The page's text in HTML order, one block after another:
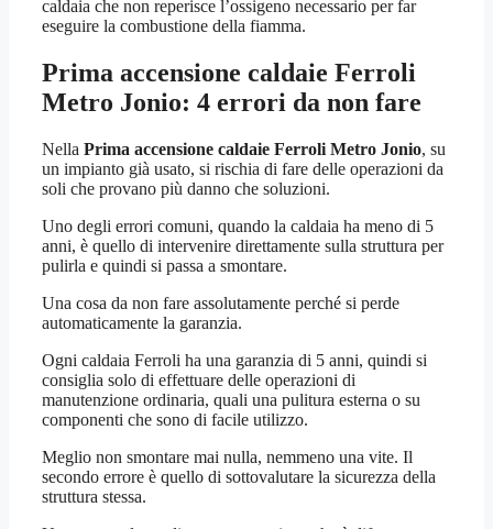
caldaia che non reperisce l’ossigeno necessario per far
eseguire la combustione della fiamma.
Prima accensione caldaie Ferroli
Metro Jonio: 4 errori da non fare
Nella Prima accensione caldaie Ferroli Metro Jonio, su
un impianto già usato, si rischia di fare delle operazioni da
soli che provano più danno che soluzioni.
Uno degli errori comuni, quando la caldaia ha meno di 5
anni, è quello di intervenire direttamente sulla struttura per
pulirla e quindi si passa a smontare.
Una cosa da non fare assolutamente perché si perde
automaticamente la garanzia.
Ogni caldaia Ferroli ha una garanzia di 5 anni, quindi si
consiglia solo di effettuare delle operazioni di
manutenzione ordinaria, quali una pulitura esterna o su
componenti che sono di facile utilizzo.
Meglio non smontare mai nulla, nemmeno una vite. Il
secondo errore è quello di sottovalutare la sicurezza della
struttura stessa.